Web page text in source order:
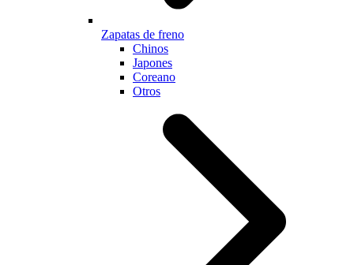
Zapatas de freno
Chinos
Japones
Coreano
Otros